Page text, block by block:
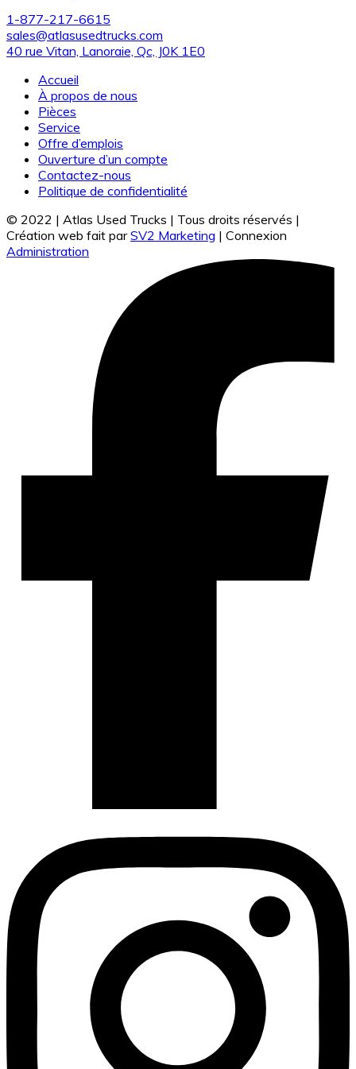
1-877-217-6615
sales@atlasusedtrucks.com
40 rue Vitan, Lanoraie, Qc, J0K 1E0
Accueil
À propos de nous
Pièces
Service
Offre d’emplois
Ouverture d’un compte
Contactez-nous
Politique de confidentialité
© 2022 | Atlas Used Trucks | Tous droits réservés |
Création web fait parSV2 Marketing | Connexion
Administration